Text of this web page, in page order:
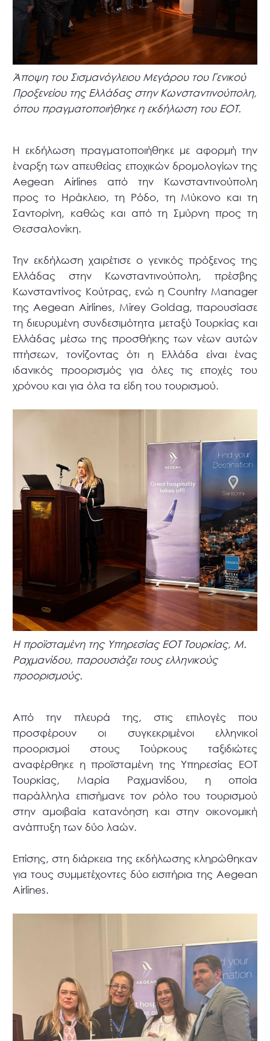
Άποψη του Σισμανόγλειου Μεγάρου του Γενικού
Προξενείου της Ελλάδας στην Κωνσταντινούπολη,
όπου πραγματοποιήθηκε η εκδήλωση του ΕΟΤ.
Η εκδήλωση πραγματοποιήθηκε με αφορμή την
έναρξη των απευθείας εποχικών δρομολογίων της
Aegean Airlines από την Κωνσταντινούπολη
προς το Ηράκλειο, τη Ρόδο, τη Μύκονο και τη
Σαντορίνη, καθώς και από τη Σμύρνη προς τη
Θεσσαλονίκη.
Την εκδήλωση χαιρέτισε ο γενικός πρόξενος της
Ελλάδας στην Κωνσταντινούπολη, πρέσβης
Κωνσταντίνος Κούτρας, ενώ η Country Manager
της Aegean Airlines, Mirey Goldag, παρουσίασε
τη διευρυμένη συνδεσιμότητα μεταξύ Τουρκίας και
Ελλάδας μέσω της προσθήκης των νέων αυτών
πτήσεων, τονίζοντας ότι η Ελλάδα είναι ένας
ιδανικός προορισμός για όλες τις εποχές του
χρόνου και για όλα τα είδη του τουρισμού.
Η προϊσταμένη της Υπηρεσίας ΕΟΤ Τουρκίας, Μ.
Ραχμανίδου, παρουσιάζει τους ελληνικούς
προορισμούς.
Από την πλευρά της, στις επιλογές που
προσφέρουν οι συγκεκριμένοι ελληνικοί
προορισμοί στους Τούρκους ταξιδιώτες
αναφέρθηκε η προϊσταμένη της Υπηρεσίας ΕΟΤ
Τουρκίας, Μαρία Ραχμανίδου, η οποία
παράλληλα επισήμανε τον ρόλο του τουρισμού
στην αμοιβαία κατανόηση και στην οικονομική
ανάπτυξη των δύο λαών.
Επίσης, στη διάρκεια της εκδήλωσης κληρώθηκαν
για τους συμμετέχοντες δύο εισιτήρια της Aegean
Airlines.